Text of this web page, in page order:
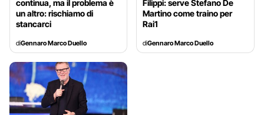
continua, ma il problema è
un altro: rischiamo di
stancarci
diGennaro Marco Duello
Filippi: serve Stefano De
Martino come traino per
Rai1
diGennaro Marco Duello